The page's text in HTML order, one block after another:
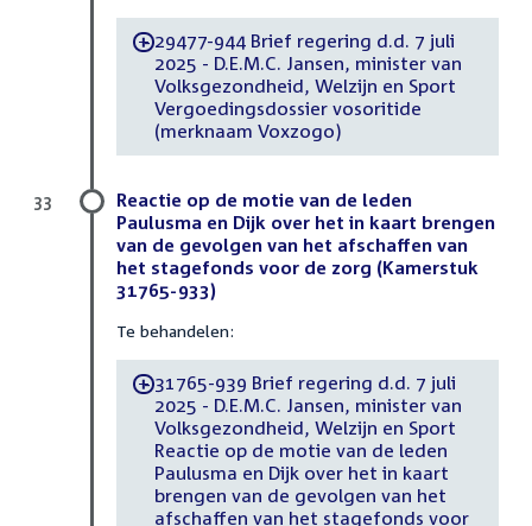
-29477-944 Brief regering d.d. 7 juli
2025 - D.E.M.C. Jansen, minister van
Volksgezondheid, Welzijn en Sport
Vergoedingsdossier vosoritide
(merknaam Voxzogo)
Reactie op de motie van de leden
Paulusma en Dijk over het in kaart brengen
van de gevolgen van het afschaffen van
het stagefonds voor de zorg (Kamerstuk
31765-933)
Te behandelen:
-31765-939 Brief regering d.d. 7 juli
2025 - D.E.M.C. Jansen, minister van
Volksgezondheid, Welzijn en Sport
Reactie op de motie van de leden
Paulusma en Dijk over het in kaart
brengen van de gevolgen van het
afschaffen van het stagefonds voor
33